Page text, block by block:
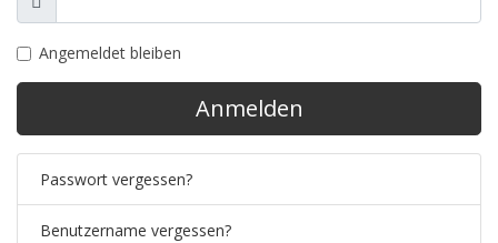
Anzeigen
Angemeldet bleiben
Anmelden
Passwort vergessen?
Benutzername vergessen?